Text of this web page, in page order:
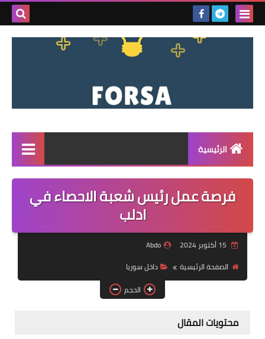
بحث
الرئيسية
القائمة
مناقصات
فرص عمل داخل سوريا
فرص عمل في العراق
فرص عمل في اليمن
فرصة عمل رئيس شعبة الاحصاء في
ادلب
Abdo
الصفحة الرئيسية
داخل سوريا
الحجم
محتويات المقال